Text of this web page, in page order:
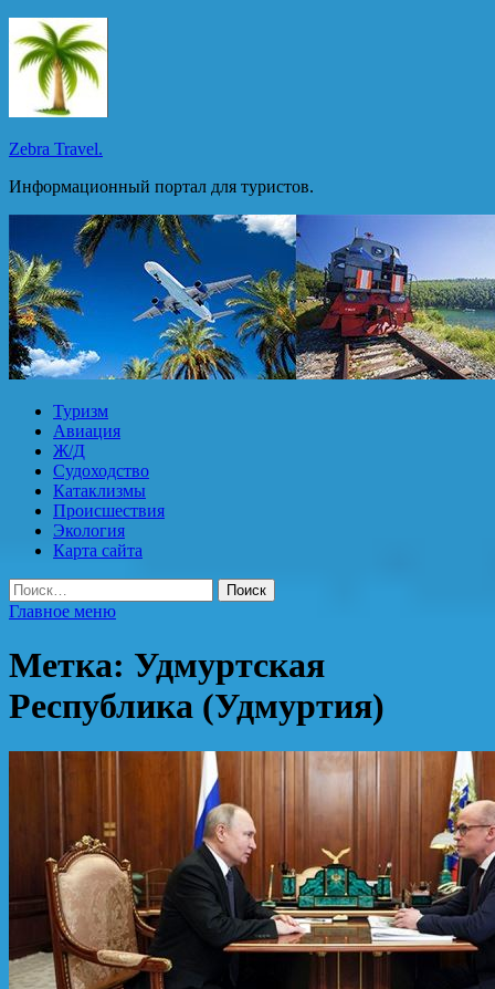
Перейти
к
содержимому
Zebra Travel.
Информационный портал для туристов.
Туризм
Авиация
Ж/Д
Судоходство
Катаклизмы
Происшествия
Экология
Карта сайта
Найти:
Главное меню
Метка: Удмуртская
Республика (Удмуртия)